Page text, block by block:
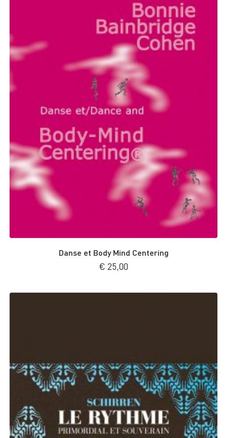
Danse et Body Mind Centering
€ 25,00